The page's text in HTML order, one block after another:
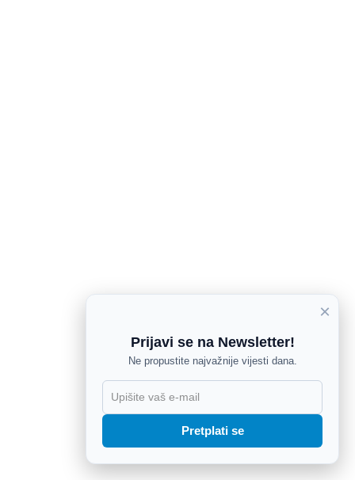
×
Prijavi se na Newsletter!
Ne propustite najvažnije vijesti dana.
Pretplati se